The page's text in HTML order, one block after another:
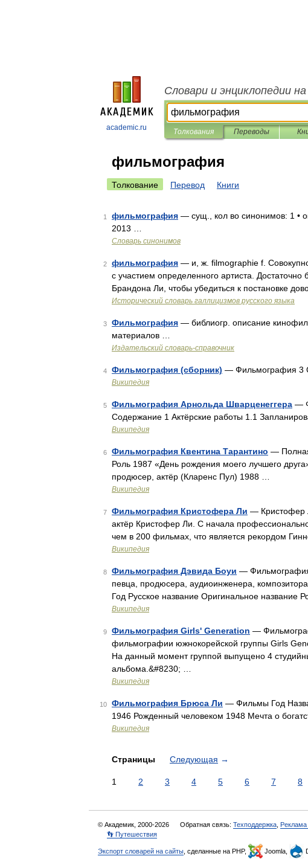
academic.ru
Словари и энциклопедии
Толкования Переводы
фильмография
Толкование Перевод Книги
1 фильмография — сущ., кол во синонимов: 1 •
2013 …
Словарь синонимов
2 фильмография — и, ж. filmographie f.
с участием определенного артиста.
Брандона Ли, чтобы убедиться к постановке
Исторический словарь галлицизмов русского языка
3 Фильмография — библиогр. описание
материалов …
Издательский словарь-справочник
4 Фильмография (сборник) — Фильмография 3
Википедия
5 Фильмография Арнольда Шварценеггера —
Содержание 1 Актёрские работы 1.1
Википедия
6 Фильмография Квентина Тарантино —
Роль 1987 «День рождения моего лучшего
продюсер, актёр (Кларенс Пул) 1988 …
Википедия
7 Фильмография Кристофера Ли — Кристофер
актёр Кристофер Ли. С начала
чем в 200 фильмах, что является рекордом
Википедия
8 Фильмография Дэвида Боуи — Фильмография
певца, продюсера, аудиоинженера,
Год Русское название Оригинальное название
Википедия
9 Фильмография Girls' Generation —
фильмографии южнокорейской группы Girls
На данный момент группой выпущено 4
альбома.&#8230; …
Википедия
10 Фильмография Брюса Ли — Фильмы Год
1946 Рожденный человеком 1948 Мечта о
Википедия
Страницы Следующая →
1 2 3 4 5 6 7 8
© Академик, 2000-2026 Обратная связь: Техподдержка Реклама
👣 Путешествия
Экспорт словарей на сайты , сделанные на PHP, Joomla,